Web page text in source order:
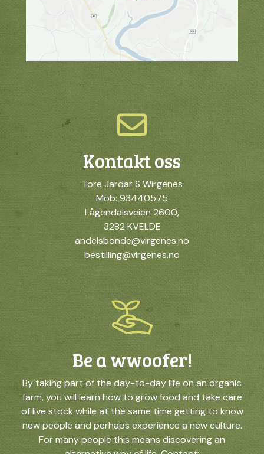
Kontakt oss
Tore Jardar S Wirgenes
Mob: 93440575
Lågendalsveien 2600,
3282 KVELDE
andelsbonde@virgenes.no
bestilling@virgenes.no
Be a wwoofer!
By taking part of the day-to-day life on an organic
farm, you will learn how to grow food and take care
of live stock while at the same time getting to know
new people and perhaps experience a new culture.
For many people this means discovering an